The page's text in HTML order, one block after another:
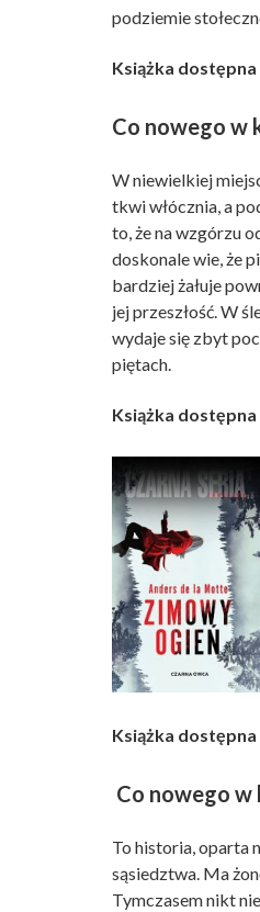
podziemie
Książka
Co nowego w
W niewielkiej
tkwi włócznia, a
to, że na wzgórzu
doskonale wie, że
bardziej żałuje
jej przeszłość. W
wydaje się zbyt
piętach.
Książka
Książka
Co nowego w
To historia, oparta
sąsiedztwa. Ma
Tymczasem nikt